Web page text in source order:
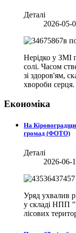
Деталі
2026-05-
Нерідко у ЗМІ
солі. Часом
зі здоров'ям,
хвороби серця.
Економіка
На
громад (ФОТО)
Деталі
2026-06-
Уряд ухвалив
у складі НПП
лісових